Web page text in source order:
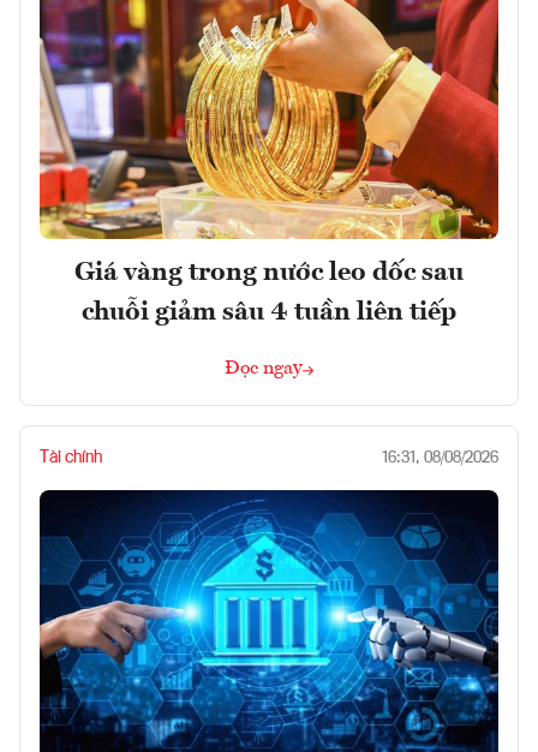
Giá vàng trong nước leo dốc sau
chuỗi giảm sâu 4 tuần liên tiếp
Đọc ngay
Tài chính 16:31, 08/08/2026